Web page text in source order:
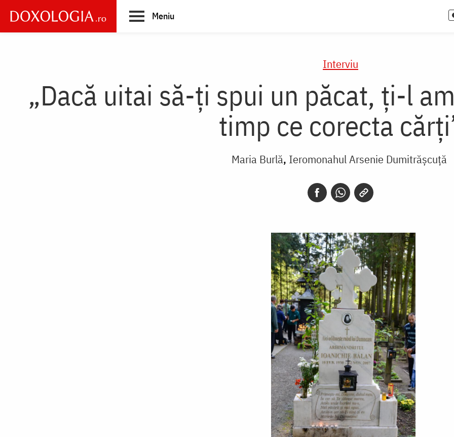
main
Meniu
Interviu
„Dacă uitai să-ţi spui un păcat, ţi-l
timp ce corecta
Maria Burlă Ieromonahul Arsenie Dumitrășcuță